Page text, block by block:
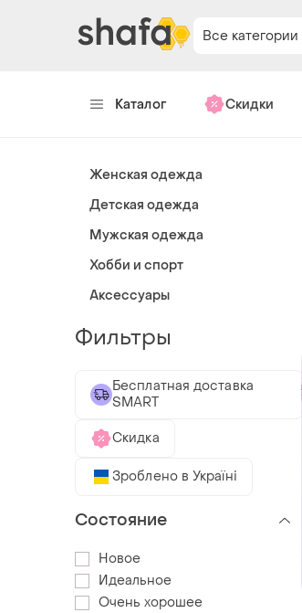
Все категории
Каталог Скидки
Женская одежда
Детская одежда
Мужская одежда
Хобби и спорт
Аксессуары
Фильтры
Бесплатная доставка
SMART
Скидка
Зроблено в Україні
Состояние
Новое
Идеальное
Очень хорошее